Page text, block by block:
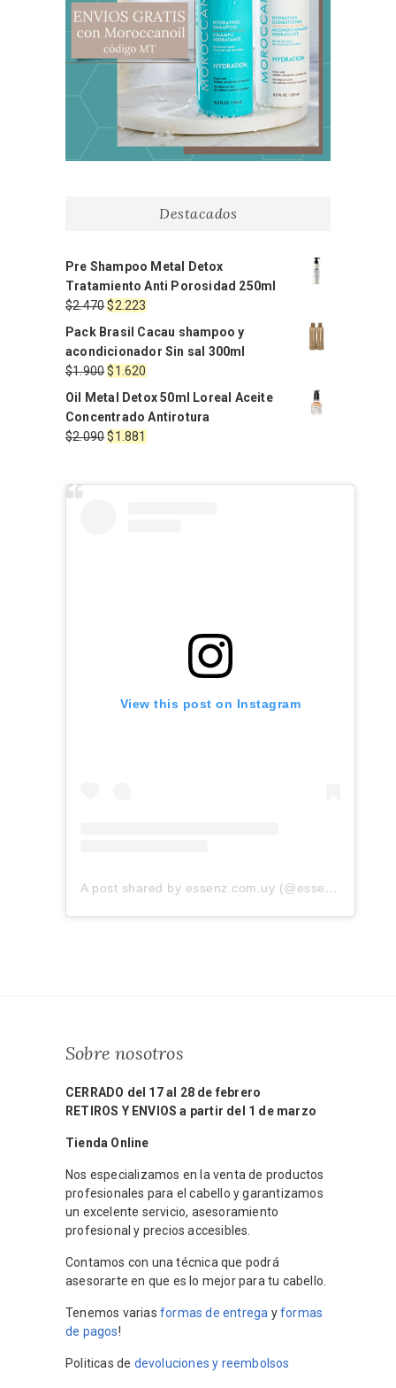
Destacados
Pre Shampoo Metal Detox
Tratamiento Anti Porosidad 250ml
$2.470El
precio
original
era:
$2.470.
$2.223
actual
es:
$2.223.
Pack Brasil Cacau shampoo y
acondicionador Sin sal 300ml
$1.900El
precio
original
era:
$1.900.
$1.620
precio
actual
es:
$1.620.
Oil Metal Detox 50ml Loreal Aceite
Concentrado Antirotura
$2.090El
$1.881
View this post on Instagram
A post shared by essenz.com.uy (@essenz.com.uy)
Sobre nosotros
CERRADO del 17 al 28 de febrero
RETIROS Y ENVIOS a partir del 1 de marzo
Tienda Online
Nos especializamos en la venta de productos
profesionales para el cabello y garantizamos
un excelente servicio, asesoramiento
profesional y precios accesibles.
Contamos con una técnica que podrá
asesorarte en que es lo mejor para tu cabello.
Tenemos varias formas de entrega yformas
de pagos!
Politicas de devoluciones y reembolsos